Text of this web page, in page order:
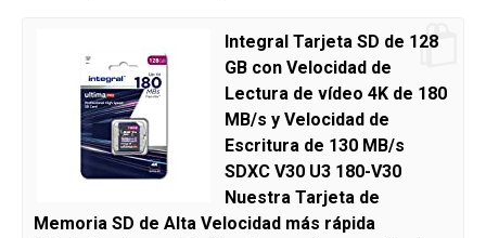
Integral Tarjeta SD de 128
GB con Velocidad de
Lectura de vídeo 4K de 180
MB/s y Velocidad de
Escritura de 130 MB/s
SDXC V30 U3 180-V30
Nuestra Tarjeta de
Memoria SD de Alta Velocidad más rápida